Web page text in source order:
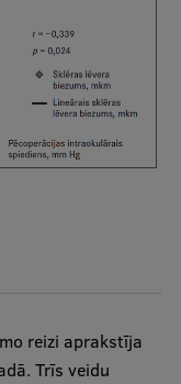
reizi aprakstīja
Trīs veidu